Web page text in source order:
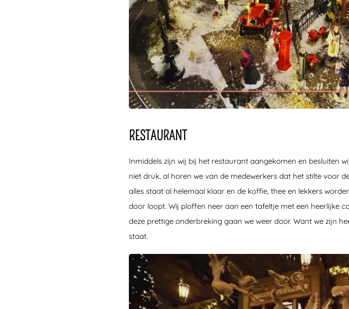
RESTAURANT
Inmiddels zijn wij bij het restaurant aangekomen en besluiten
niet druk, al horen we van de medewerkers dat het stilte voor
alles staat al helemaal klaar en de koffie, thee en lekkers
door loopt. Wij ploffen neer aan een tafeltje met een heerlijke
deze prettige onderbreking gaan we weer door. Want we zijn
staat.